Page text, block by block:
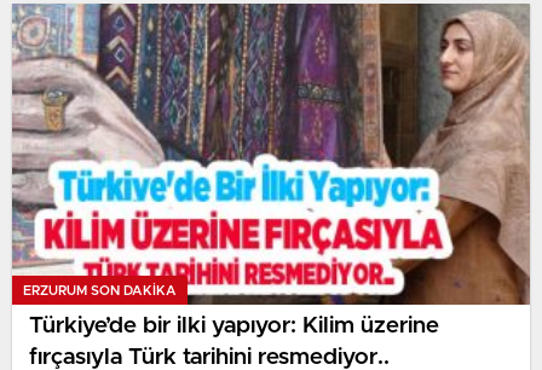
ERZURUM SON DAKİKA
Türkiye’de bir ilki yapıyor: Kilim üzerine
fırçasıyla Türk tarihini resmediyor..